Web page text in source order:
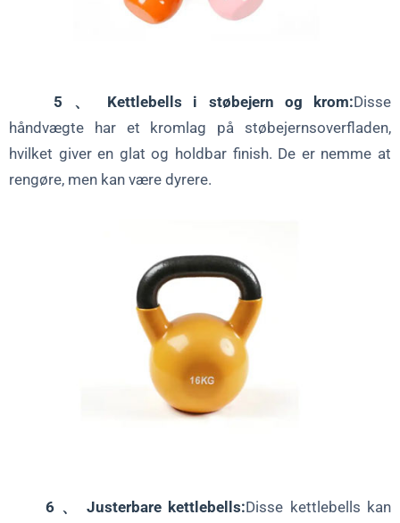
5 、 Kettlebells i støbejern og krom:Disse
håndvægte har et kromlag på støbejernsoverfladen,
hvilket giver en glat og holdbar finish. De er nemme at
rengøre, men kan være dyrere.
6 、 Justerbare kettlebells:Disse kettlebells kan